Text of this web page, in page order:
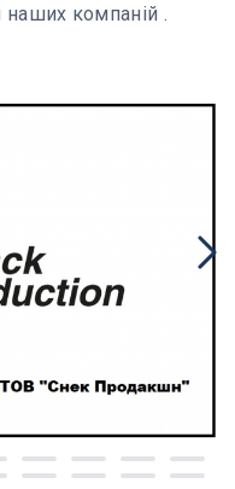
компаній .